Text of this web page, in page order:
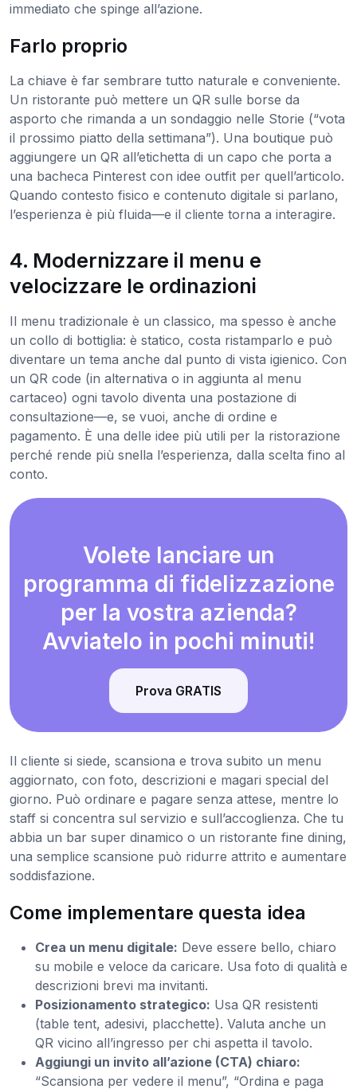
immediato che spinge all’azione.
Farlo proprio
La chiave è far sembrare tutto naturale e conveniente.
Un ristorante può mettere un QR sulle borse da
asporto che rimanda a un sondaggio nelle Storie (“vota
il prossimo piatto della settimana”). Una boutique può
aggiungere un QR all’etichetta di un capo che porta a
una bacheca Pinterest con idee outfit per quell’articolo.
Quando contesto fisico e contenuto digitale si parlano,
l’esperienza è più fluida—e il cliente torna a interagire.
4. Modernizzare il menu e
velocizzare le ordinazioni
Il menu tradizionale è un classico, ma spesso è anche
un collo di bottiglia: è statico, costa ristamparlo e può
diventare un tema anche dal punto di vista igienico. Con
un QR code (in alternativa o in aggiunta al menu
cartaceo) ogni tavolo diventa una postazione di
consultazione—e, se vuoi, anche di ordine e
pagamento. È una delle idee più utili per la ristorazione
perché rende più snella l’esperienza, dalla scelta fino al
conto.
Volete lanciare un
programma di fidelizzazione
per la vostra azienda?
Avviatelo in pochi minuti!
Prova GRATIS
Il cliente si siede, scansiona e trova subito un menu
aggiornato, con foto, descrizioni e magari special del
giorno. Può ordinare e pagare senza attese, mentre lo
staff si concentra sul servizio e sull’accoglienza. Che tu
abbia un bar super dinamico o un ristorante fine dining,
una semplice scansione può ridurre attrito e aumentare
soddisfazione.
Come implementare questa idea
Crea un menu digitale: Deve essere bello, chiaro
su mobile e veloce da caricare. Usa foto di qualità e
descrizioni brevi ma invitanti.
Posizionamento strategico: Usa QR resistenti
(table tent, adesivi, placchette). Valuta anche un
QR vicino all’ingresso per chi aspetta il tavolo.
Aggiungi un invito all’azione (CTA) chiaro:
“Scansiona per vedere il menu”, “Ordina e paga